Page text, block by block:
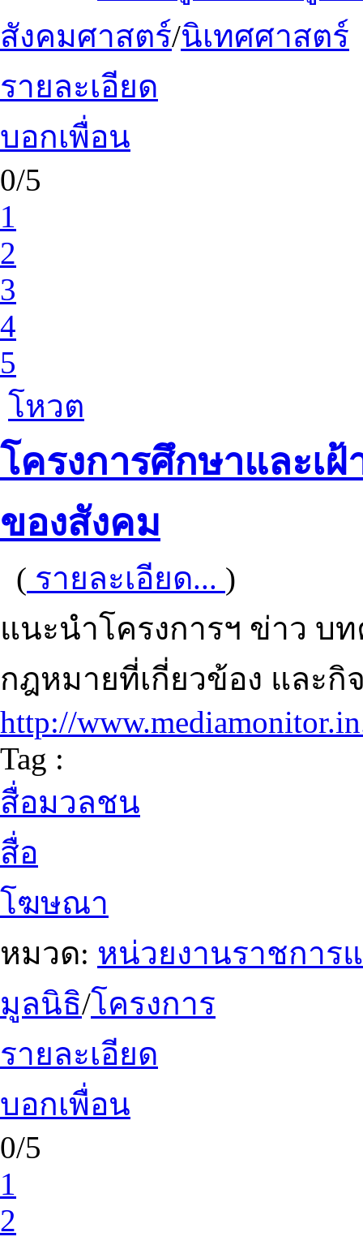
สังคมศาสตร์/นิเทศศาสตร์
รายละเอียด
บอกเพื่อน
0/5
1
2
3
4
5
โหวต
โครงการศึกษาและเ
ของสังคม
( รายละเอียด... )
แนะนำโครงการฯ ข่าว บ
กฎหมายที่เกี่ยวข้อง และ
http://
Tag :
สื่อมวลชน
สื่อ
โฆษณา
หมวด: หน่วยงานราชการ
มูลนิธิ/โครงการ
รายละเอียด
บอกเพื่อน
0/5
1
2